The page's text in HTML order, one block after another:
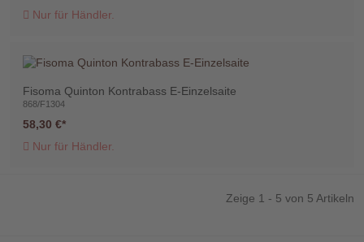
Nur für Händler.
Fisoma Quinton Kontrabass E-Einzelsaite
868/F1304
58,30 €
Nur für Händler.
Zeige 1 - 5 von 5 Artikeln